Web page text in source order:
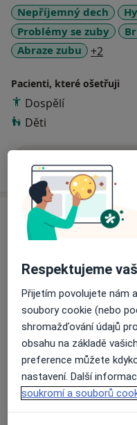
Nepříjemný dech
Problémy se zuby
Abraze zubu
+2
Pacienti, které ošetřuji
Dospělí
Děti
Služby a ceník služeb
Bělení zubů
Dentální hygiena
Od 1 290 Kč Detaily
Dentální hygiena -
1 290 Kč Detaily
Dentální hygiena u dětí
Respektujeme
Přijetím povolujete nám
soubory cookie (nebo
shromažďování údajů
obsahu na základě
preference můžete
nastavení. Další
soukromí a souborů